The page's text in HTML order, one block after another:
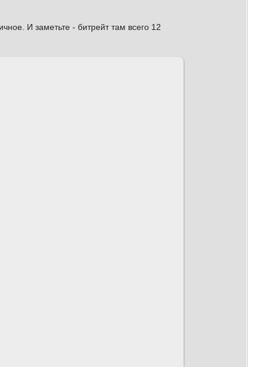
И заметьте - битрейт там всего 12